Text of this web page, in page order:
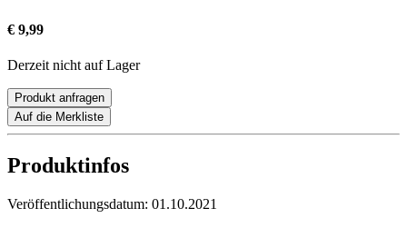
€ 9,99
Derzeit nicht auf Lager
Produkt anfragen
Auf die Merkliste
Produktinfos
Veröffentlichungsdatum: 01.10.2021